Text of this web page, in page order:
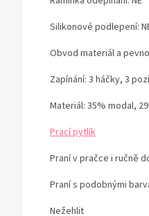
Silikonové podlepení:
Obvod materiál a
Zapínání: 3 háčky, 3
Materiál: 35% modal,
Prací pytlík
Praní v pračce i ručně
Praní s podobnými
Nežehlit